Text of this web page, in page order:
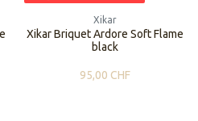
Xikar
Xikar Briquet Ardore Soft Flame
black
95,00 CHF